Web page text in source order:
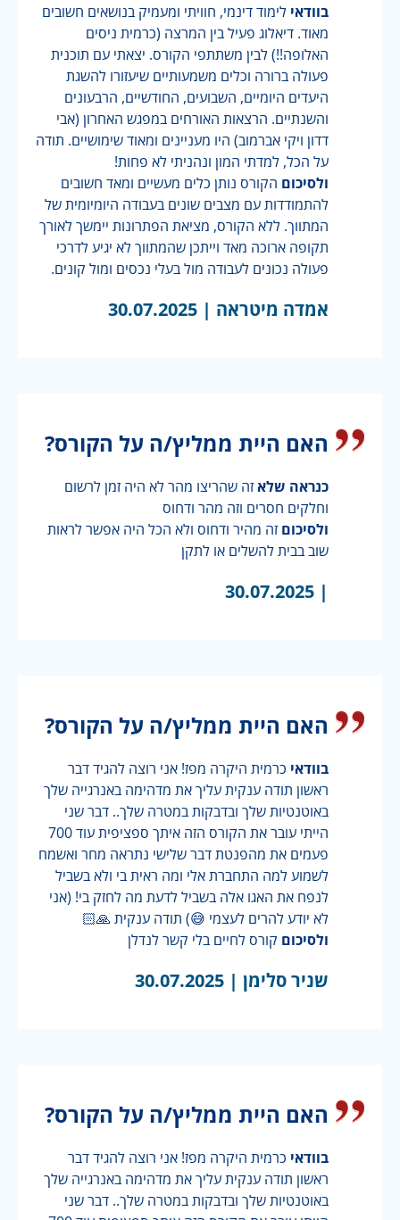
בוודאי לימוד דינמי, חוויתי ומעמיק בנושאים חשובים
מאוד. דיאלוג פעיל בין המרצה (כרמית ניסים
האלופה!!) לבין משתתפי הקורס. יצאתי עם תוכנית
פעולה ברורה וכלים משמעותיים שיעזורו להשגת
היעדים היומיים, השבועים, החודשיים, הרבעונים
והשנתיים. הרצאות האורחים במפגש האחרון (אבי
דדון ויקי אברמוב) היו מעניינים ומאוד שימושיים. תודה
על הכל, למדתי המון ונהניתי לא פחות!
ולסיכום הקורס נותן כלים מעשיים ומאד חשובים
להתמודדות עם מצבים שונים בעבודה היומיומית של
המתווך. ללא הקורס, מציאת הפתרונות יימשך לאורך
תקופה ארוכה מאד וייתכן שהמתווך לא יגיע לדרכי
פעולה נכונים לעבודה מול בעלי נכסים ומול קונים.
אמדה מיטראה | 30.07.2025
האם היית ממליץ/ה על הקורס?
כנראה שלאזה שהריצו מהר לא היה זמן לרשום
וחלקים חסרים וזה מהר ודחוס
ולסיכום זה מהיר ודחוס ולא הכל היה אפשר לראות
שוב בבית להשלים או לתקן
|
30.07.2025
האם היית ממליץ/ה על הקורס?
בוודאי כרמית היקרה מפז! אני רוצה להגיד דבר
ראשון תודה ענקית עליך את מדהימה באנרגייה שלך
באוטנטיות שלך ובדבקות במטרה שלך.. דבר שני
הייתי עובר את הקורס הזה איתך ספציפית עוד 700
פעמים את מהפנטת דבר שלישי נתראה מחר ואשמח
לשמוע למה התחברת אלי ומה ראית בי ולא בשביל
לנפח את האגו אלה בשביל לדעת מה לחזק בי! (אני
לא יודע להרים לעצמי 😅) תודה ענקית 🙏🏻
ולסיכום קורס לחיים בלי קשר לנדלן
שניר סלימן | 30.07.2025
האם היית ממליץ/ה על הקורס?
בוודאי כרמית היקרה מפז! אני רוצה להגיד דבר
ראשון תודה ענקית עליך את מדהימה באנרגייה שלך
באוטנטיות שלך ובדבקות במטרה שלך.. דבר שני